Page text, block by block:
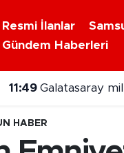
Resmi İlanlar
Gündem Haberleri
11:49 Galatasaray
HABER